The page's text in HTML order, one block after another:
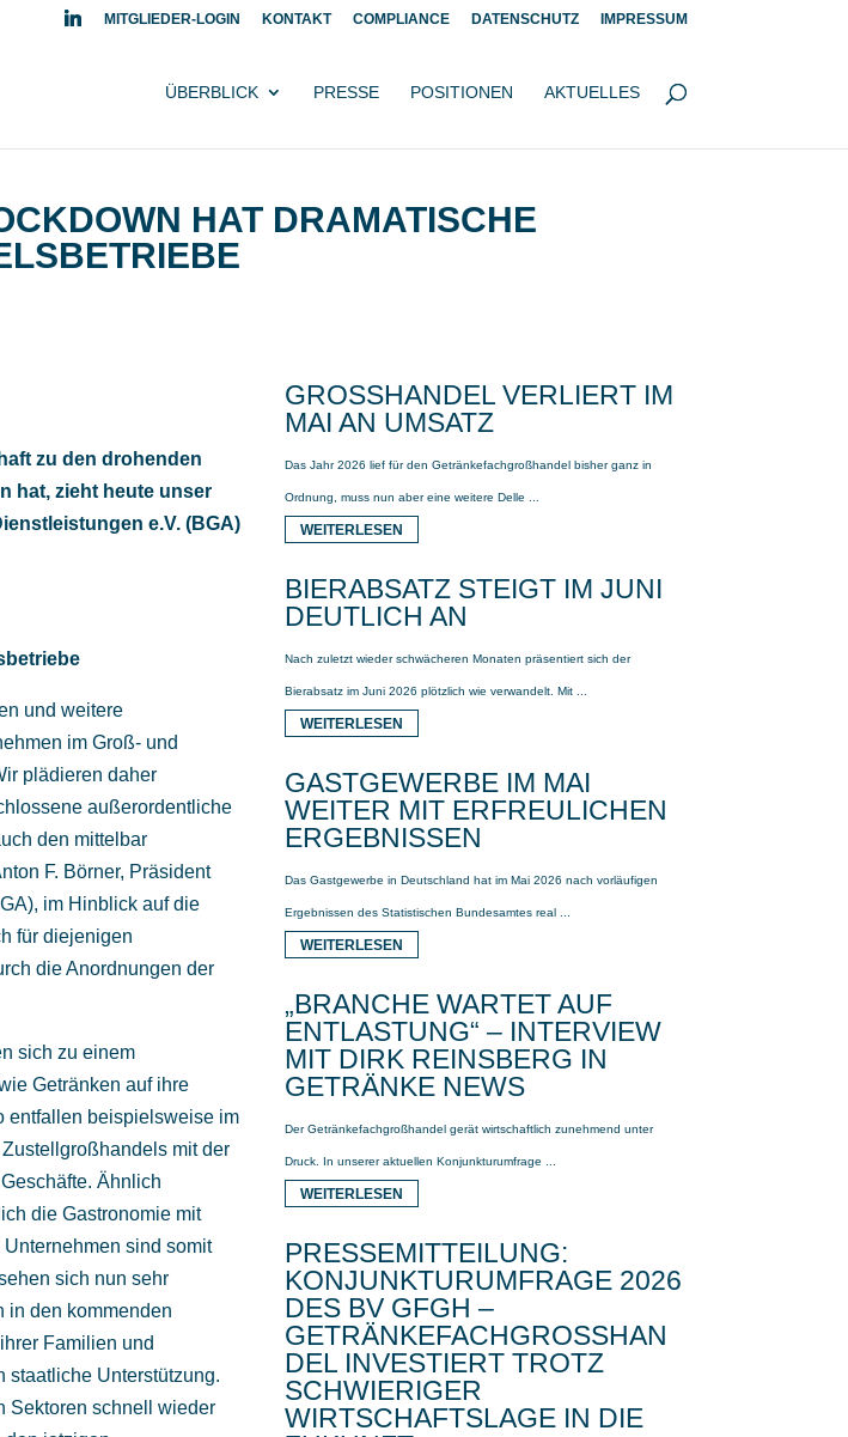
MITGLIEDER-LOGIN KONTAKT COMPLIANCE DATENSCHUTZ IMPRESSUM
ÜBERBLICK PRESSE POSITIONEN AKTUELLES
HAT DRAMATISCHE
zu den drohenden
hat, zieht heute unser
e.V. (BGA)
und weitere
im Groß- und
plädieren daher
außerordentliche
den mittelbar
F. Börner, Präsident
im Hinblick auf die
für diejenigen
die Anordnungen der
sich zu einem
Getränken auf ihre
entfallen beispielsweise im
mit der
Ähnlich
die Gastronomie mit
sind somit
sich nun sehr
in den kommenden
Familien und
staatliche Unterstützung.
Sektoren schnell wieder
GROSSHANDEL VERLIERT IM M
AI AN UMSATZ
Das Jahr 2026 lief für den Getränkefachgroßhandel bisher ganz in
Ordnung, muss nun aber eine weitere Delle ...
WEITERLESEN
BIERABSATZ STEIGT IM JUNI
DEUTLICH AN
Nach zuletzt wieder schwächeren Monaten präsentiert sich der
Bierabsatz im Juni 2026 plötzlich wie verwandelt. Mit ...
WEITERLESEN
GASTGEWERBE IM MAI
WEITER MIT ERFREULICHEN
ERGEBNISSEN
Das Gastgewerbe in Deutschland hat im Mai 2026 nach vorläufigen
Ergebnissen des Statistischen Bundesamtes real ...
WEITERLESEN
„BRANCHE WARTET AUF
ENTLASTUNG“ – INTERVIEW
MIT DIRK REINSBERG IN
GETRÄNKE NEWS
Der Getränkefachgroßhandel gerät wirtschaftlich zunehmend unter
Druck. In unserer aktuellen Konjunkturumfrage ...
WEITERLESEN
PRESSEMITTEILUNG:
KONJUNKTURUMFRAGE 2026
DES BV GFGH –
GETRÄNKEFACHGROSSHAND
EL INVESTIERT TROTZ S
CHWIERIGER W
IRTSCHAFTSLAGE IN DIE Z